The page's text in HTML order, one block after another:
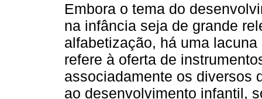
Embora o tema do
na infância seja de grande
alfabetização, há uma
refere à oferta de
associadamente os diversos
ao desenvolvimento infantil,